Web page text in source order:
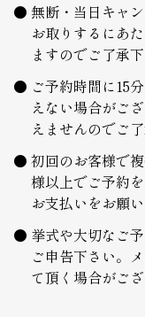
無断・当日キャ
お取りするにあ
ますのでご了承
ご予約時間に15
えない場合がご
えませんのでご了
初回のお客様で
様以上でご予約
お支払いをお願
挙式や大切なご
ご申告下さい。
て頂く場合がござ